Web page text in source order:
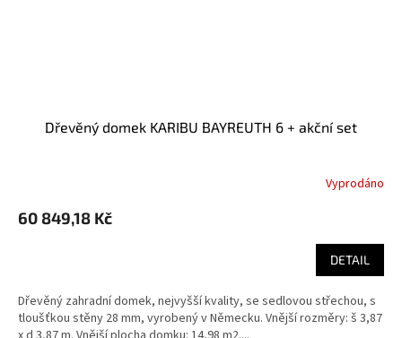
Dřevěný domek KARIBU BAYREUTH 6 + akční set
Vyprodáno
60 849,18 Kč
DETAIL
Dřevěný zahradní domek, nejvyšší kvality, se sedlovou střechou, s
tloušťkou stěny 28 mm, vyrobený v Německu. Vnější rozměry: š 3,87